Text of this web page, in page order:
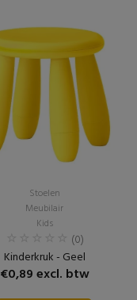
Stoelen
Meubilair
Kids
(0)
Kinderkruk - Geel
€0,89 excl. btw